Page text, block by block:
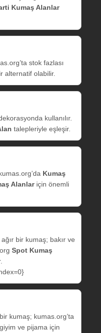
Kumaş Alanlar
stok fazlası
alternatif olabilir.
kullanılır.
talepleriyle eşleşir.
Kumaş
Alanlariçin önemli
bir kumaş; bakır ve
Spot Kumaş
kumaş; kumas.org’ta
ve pijama için